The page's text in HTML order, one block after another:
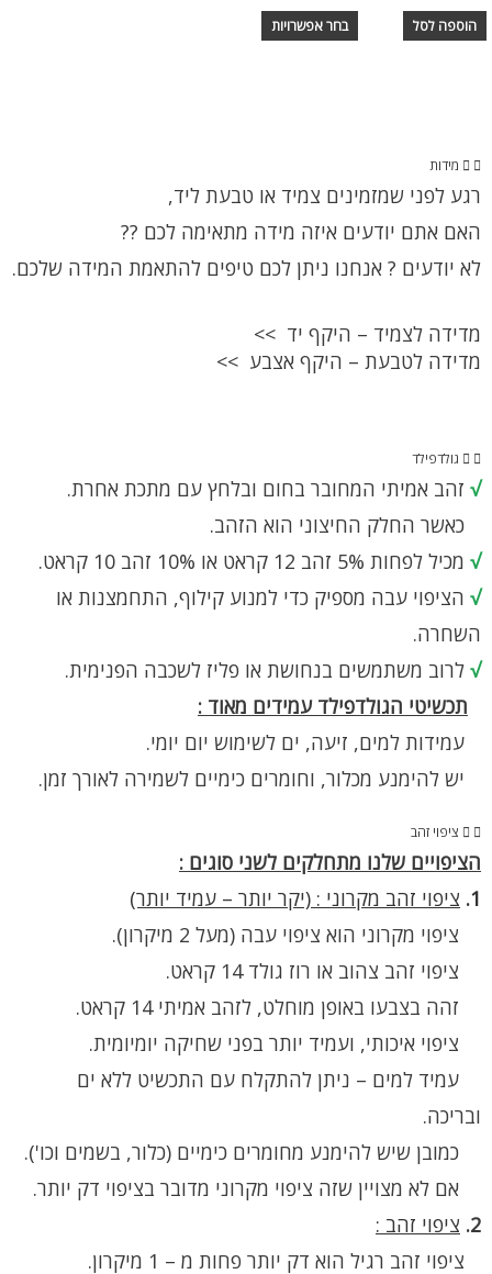
הוספה לסל בחר אפשרויות
מידות
רגע לפני שמזמינים צמיד או טבעת ליד,
האם אתם יודעים איזה מידה מתאימה לכם ??
לא יודעים ? אנחנו ניתן לכם טיפים להתאמת המידה שלכם.
מדידה לצמיד – היקף יד >>
מדידה לטבעת – היקף אצבע >>
גולדפילד
√ זהב אמיתי המחובר בחום ובלחץ עם מתכת אחרת.
כאשר החלק החיצוני הוא הזהב.
√ מכיל לפחות 5% זהב 12 קראט או 10% זהב 10 קראט.
√ הציפוי עבה מספיק כדי למנוע קילוף, התחמצנות או
השחרה.
√ לרוב משתמשים בנחושת או פליז לשכבה הפנימית.
תכשיטי הגולדפילד עמידים מאוד :
עמידות למים, זיעה, ים לשימוש יום יומי.
יש להימנע מכלור, וחומרים כימיים לשמירה לאורך זמן.
ציפוי זהב
הציפויים שלנו מתחלקים לשני סוגים :
1. ציפוי זהב מקרוני : (יקר יותר – עמיד יותר)
ציפוי מקרוני הוא ציפוי עבה (מעל 2 מיקרון).
ציפוי זהב צהוב או רוז גולד 14 קראט.
זהה בצבעו באופן מוחלט, לזהב אמיתי 14 קראט.
ציפוי איכותי, ועמיד יותר בפני שחיקה יומיומית.
עמיד למים – ניתן להתקלח עם התכשיט ללא ים
ובריכה.
כמובן שיש להימנע מחומרים כימיים (כלור, בשמים וכו').
אם לא מצויין שזה ציפוי מקרוני מדובר בציפוי דק יותר.
2. ציפוי זהב :
ציפוי זהב רגיל הוא דק יותר פחות מ – 1 מיקרון.